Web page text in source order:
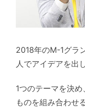
2018年のM-1グラ
人でアイデアを出
1つのテーマを決
ものを組み合わせ